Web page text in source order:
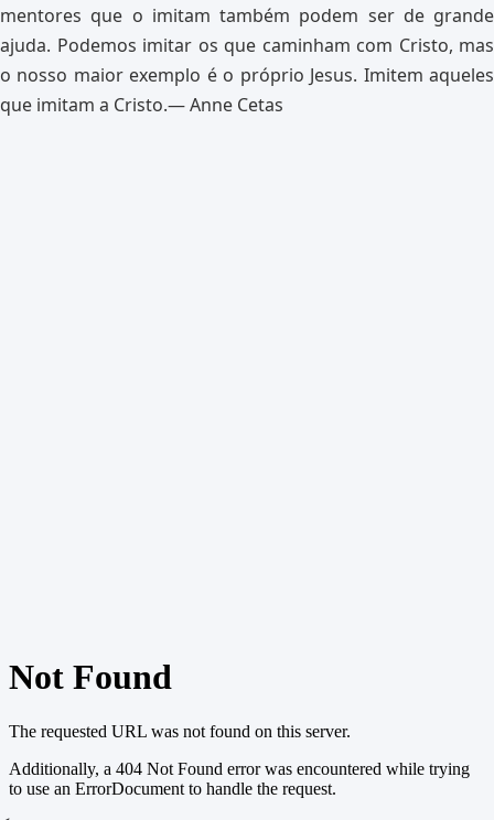
mentores que o imitam também podem ser de grande
ajuda. Podemos imitar os que caminham com Cristo, mas
o nosso maior exemplo é o próprio Jesus. Imitem aqueles
que imitam a Cristo.— Anne Cetas